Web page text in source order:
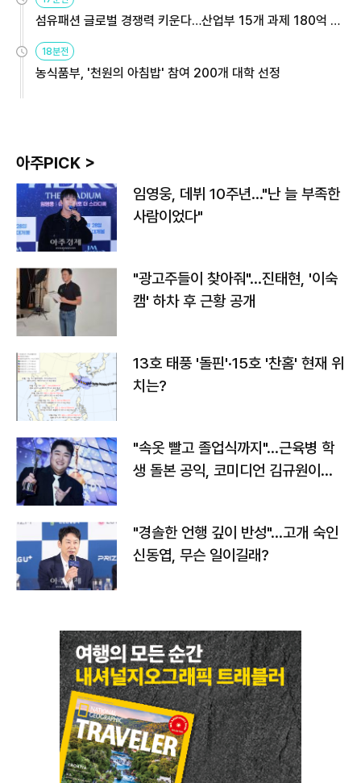
섬유패션 글로벌 경쟁력 키운다…산업부 15개 과제 180억 지
원
18분전
농식품부, '천원의 아침밥' 참여 200개 대학 선정
아주PICK >
임영웅, 데뷔 10주년…"난 늘 부족한
사람이었다"
"광고주들이 찾아줘"…진태현, '이숙
캠' 하차 후 근황 공개
13호 태풍 '돌핀'·15호 '찬홈' 현재 위
치는?
"속옷 빨고 졸업식까지"…근육병 학
생 돌본 공익, 코미디언 김규원이었
"경솔한 언행 깊이 반성"…고개 숙인
신동엽, 무슨 일이길래?